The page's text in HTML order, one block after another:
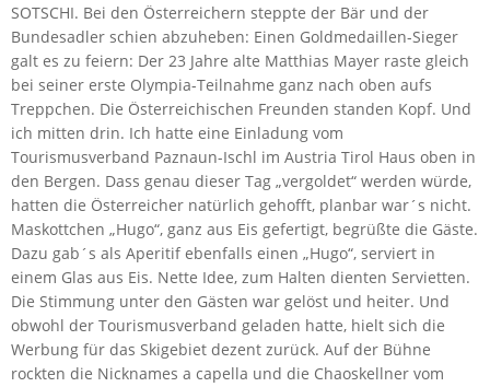
SOTSCHI. Bei den Österreichern steppte der Bär und der
Bundesadler schien abzuheben: Einen Goldmedaillen-Sieger
galt es zu feiern: Der 23 Jahre alte Matthias Mayer raste gleich
bei seiner erste Olympia-Teilnahme ganz nach oben aufs
Treppchen. Die Österreichischen Freunden standen Kopf. Und
ich mitten drin. Ich hatte eine Einladung vom
Tourismusverband Paznaun-Ischl im Austria Tirol Haus oben in
den Bergen. Dass genau dieser Tag „vergoldet“ werden würde,
hatten die Österreicher natürlich gehofft, planbar war´s nicht.
Maskottchen „Hugo“, ganz aus Eis gefertigt, begrüßte die Gäste.
Dazu gab´s als Aperitif ebenfalls einen „Hugo“, serviert in
einem Glas aus Eis. Nette Idee, zum Halten dienten Servietten.
Die Stimmung unter den Gästen war gelöst und heiter. Und
obwohl der Tourismusverband geladen hatte, hielt sich die
Werbung für das Skigebiet dezent zurück. Auf der Bühne
rockten die Nicknames a capella und die Chaoskellner vom